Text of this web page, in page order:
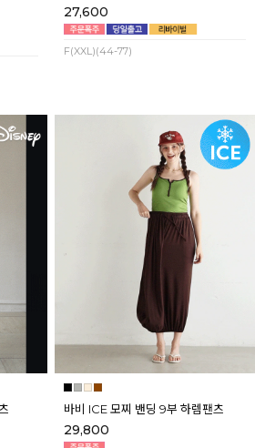
27,600
F(XXL)(44-77)
바비 ICE 모찌 밴딩 9부 하렘팬츠
29,800